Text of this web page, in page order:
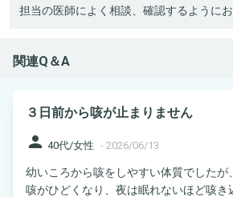
担当の医師によく相談、確認するようにお
関連Q＆A
３日前から咳が止まりません
person 40代/女性 - 2026/06/13
幼いころから咳をしやすい体質でしたが
咳がひどくなり、夜は眠れないほど咳き